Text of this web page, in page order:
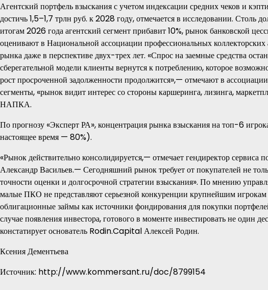
Агентский портфель взыскания с учетом индексации средних чеков и
достичь 1,5–1,7 трлн руб. к 2028 году, отмечается в исследовании. Столь
итогам 2026 года агентский сегмент прибавит 10%, рынок банковской
оценивают в Национальной ассоциации профессиональных
рынка даже в перспективе двух-трех лет. «Спрос на заемные средства
сберегательной модели клиенты вернутся к потреблению, которое
рост просроченной задолженности продолжится»,— отмечают в
сегменты, «рынок видит интерес со стороны каршеринга, лизинга,
НАПКА.
По прогнозу «Эксперт РА», концентрация рынка взыскания на топ-6
настоящее время — 80%).
«Рынок действительно консолидируется,— отмечает гендиректор
Александр Васильев.— Сегодняшний рынок требует от покупателей не
точности оценки и долгосрочной стратегии взыскания». По мнению
малые ПКО не представляют серьезной конкуренции крупнейшим
облигационные займы как источники фондирования для покупки
случае появления инвестора, готового в моменте инвестировать не один
констатирует основатель Rodin.Capital Алексей Родин.
Ксения Дементьева
Источник: http://www.kommersant.ru/doc/8799154